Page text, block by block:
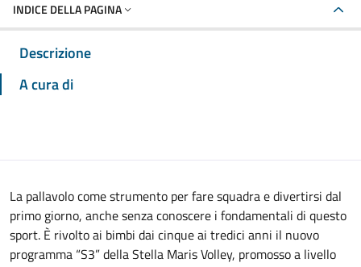
INDICE DELLA PAGINA
Descrizione
A cura di
La pallavolo come strumento per fare squadra e divertirsi dal
primo giorno, anche senza conoscere i fondamentali di questo
sport. È rivolto ai bimbi dai cinque ai tredici anni il nuovo
programma “S3” della Stella Maris Volley, promosso a livello